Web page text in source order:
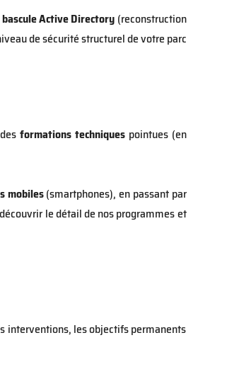
bascule Active Directory (reconstruction
de sécurité structurel de votre parc
formations techniquespointues (en
mobiles(smartphones), en passant par
le détail de nos programmes et
interventions, les objectifs permanents